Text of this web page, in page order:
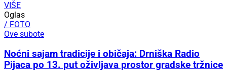
VIŠE
Oglas
/ FOTO
Ove subote
Noćni sajam tradicije i običaja: Drniška Radio
Pijaca po 13. put oživljava prostor gradske tržnice